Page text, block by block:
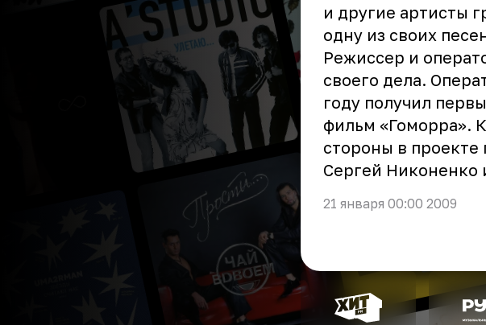
и другие артисты
одну из своих
Режиссер и
своего дела.
году получил
фильм «Гоморра».
стороны в проекте
Сергей Никоненко
21 января 00:00 2009